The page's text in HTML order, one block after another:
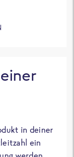
in deiner
ein